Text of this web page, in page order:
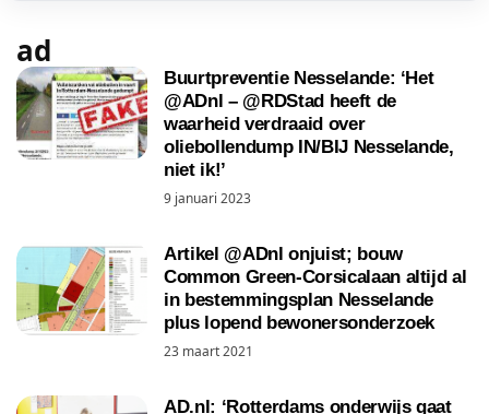
ad
Buurtpreventie Nesselande: ‘Het
@ADnl – @RDStad heeft de
waarheid verdraaid over
oliebollendump IN/BIJ Nesselande,
niet ik!’
9 januari 2023
Artikel @ADnl onjuist; bouw
Common Green-Corsicalaan altijd al
in bestemmingsplan Nesselande
plus lopend bewonersonderzoek
23 maart 2021
AD.nl: ‘Rotterdams onderwijs gaat